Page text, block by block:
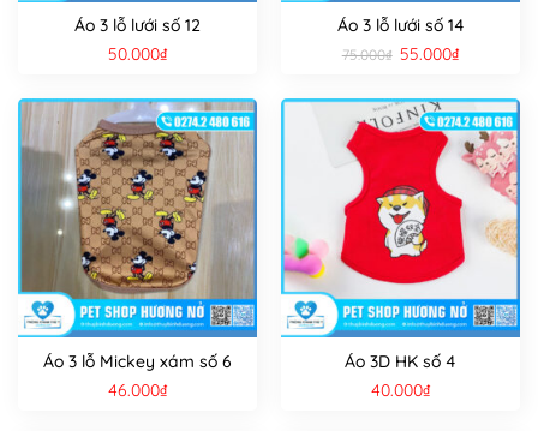
Áo 3 lỗ lưới số 12
50.000₫
Áo 3 lỗ lưới số 14
75.000₫ Giá
gốc
75.000₫.
55.000₫Giá
hiện
là:
55.000₫.
Áo 3 lỗ Mickey xám số 6
46.000₫
Áo 3D HK số 4
40.000₫